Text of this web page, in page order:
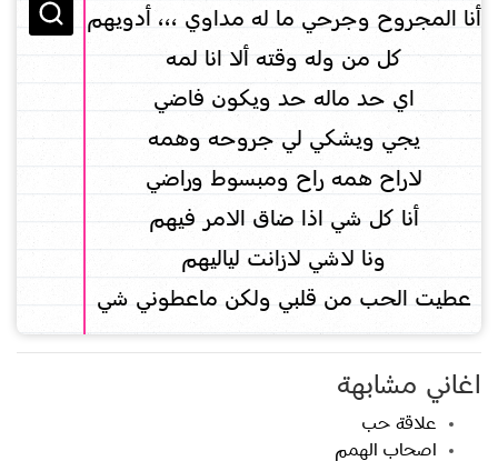
أنا المجروح وجرحي ما له مداوي ،،، أدويهم
كل من وله وقته ألا انا لمه
اي حد ماله حد ويكون فاضي
يجي ويشكي لي جروحه وهمه
لاراح همه راح ومبسوط وراضي
أنا كل شي اذا ضاق الامر فيهم
ونا لاشي لازانت لياليهم
عطيت الحب من قلبي ولكن ماعطوني شي
اغاني مشابهة
علاقة حب
اصحاب الهمم